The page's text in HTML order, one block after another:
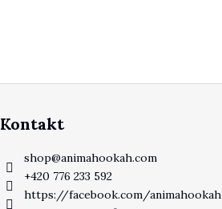
Kontakt
shop@animahookah.com
+420 776 233 592
https://facebook.com/animahookah